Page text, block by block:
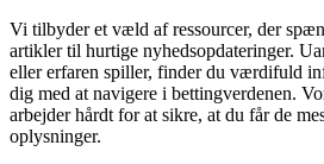
Vi tilbyder et væld af ressourcer, der
artikler til hurtige nyhedsopdateringer.
eller erfaren spiller, finder du værdifuld
dig med at navigere i bettingverdenen.
arbejder hårdt for at sikre, at du får de
oplysninger.